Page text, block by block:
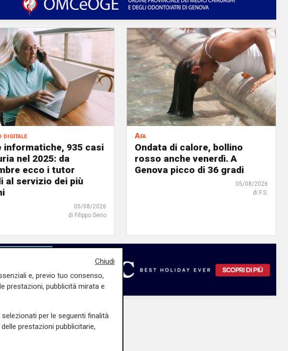
digitale
informatiche, 935 casi
nel 2025: da
ecco i tutor
al servizio dei più
05/08/2026
di Filippo Serio
Afa
Ondata di calore, bollino
rosso anche venerdì. A
Genova picco di 36 gradi
05/08/2026
di F.S.
Chiudi
e, previo tuo consenso,
prestazioni, pubblicità mirata e
per le seguenti finalità
prestazioni pubblicitarie,